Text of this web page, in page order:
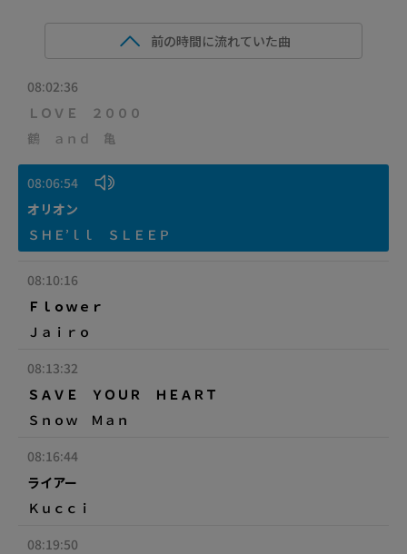
前の時間に流れていた曲
08:02:36
ＬＯＶＥ ２０００
鶴 ａｎｄ 亀
08:06:54
オリオン
ＳＨＥ’ｌｌ ＳＬＥＥＰ
08:10:16
Ｆｌｏｗｅｒ
Ｊａｉｒｏ
08:13:32
ＳＡＶＥ ＹＯＵＲ ＨＥＡＲＴ
Ｓｎｏｗ Ｍａｎ
08:16:44
ライアー
Ｋｕｃｃｉ
08:19:50